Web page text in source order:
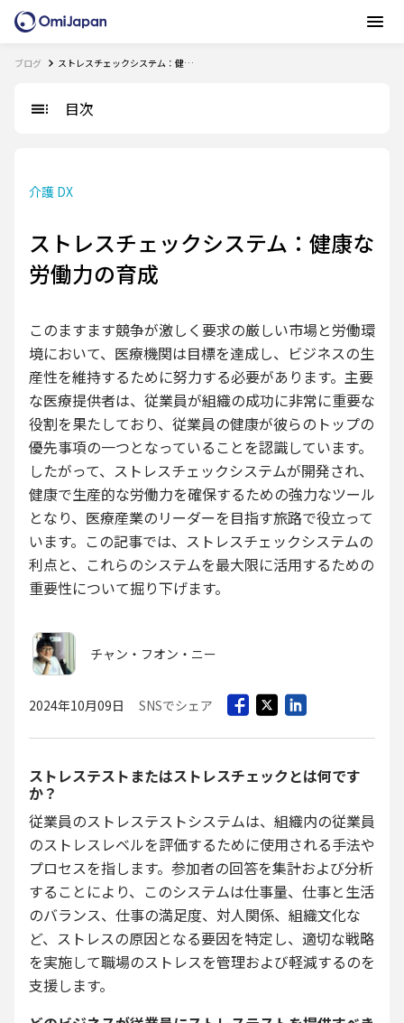
ブログ ストレスチェックシステム：健康な労働力の育成
目次
介護 DX
ストレスチェックシステム：健康な
労働力の育成
このますます競争が激しく要求の厳しい市場と労働環
境において、医療機関は目標を達成し、ビジネスの生
産性を維持するために努力する必要があります。主要
な医療提供者は、従業員が組織の成功に非常に重要な
役割を果たしており、従業員の健康が彼らのトップの
優先事項の一つとなっていることを認識しています。
したがって、ストレスチェックシステムが開発され、
健康で生産的な労働力を確保するための強力なツール
となり、医療産業のリーダーを目指す旅路で役立って
います。この記事では、ストレスチェックシステムの
利点と、これらのシステムを最大限に活用するための
重要性について掘り下げます。
チャン・フオン・ニー
2024年10月09日 SNSでシェア
ストレステストまたはストレスチェックとは何です
か？
従業員のストレステストシステムは、組織内の従業員
のストレスレベルを評価するために使用される手法や
プロセスを指します。参加者の回答を集計および分析
することにより、このシステムは仕事量、仕事と生活
のバランス、仕事の満足度、対人関係、組織文化な
ど、ストレスの原因となる要因を特定し、適切な戦略
を実施して職場のストレスを管理および軽減するのを
支援します。